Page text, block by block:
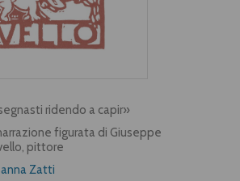
ridendo a capir»
figurata di Giuseppe
pittore
Zatti